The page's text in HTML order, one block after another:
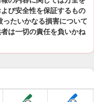
び安全性を保証するもの
たいかなる損害について
は一切の責任を負いかね